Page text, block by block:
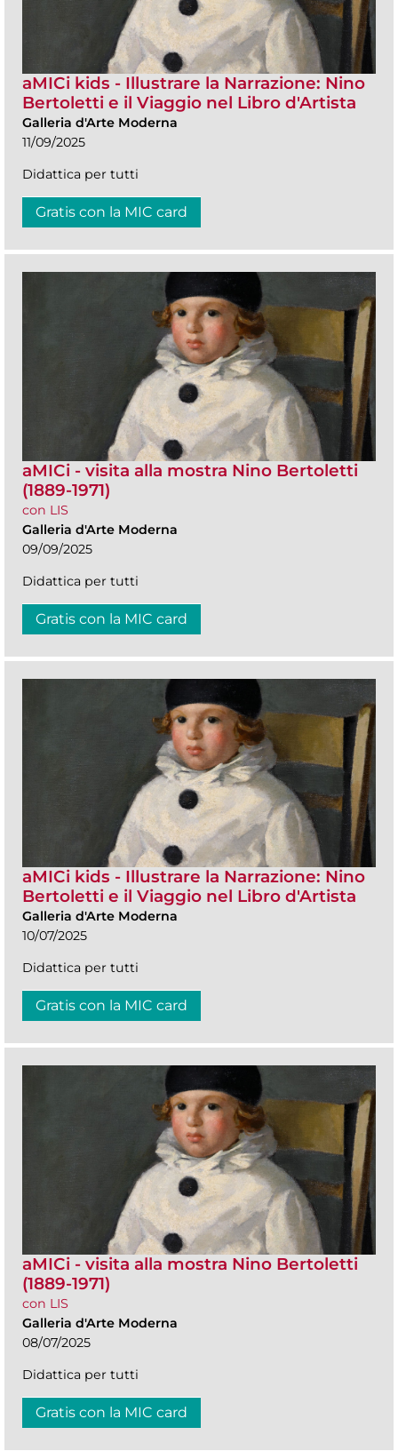
aMICi kids - Illustrare la Narrazione: Nino
Bertoletti e il Viaggio nel Libro d'Artista
Galleria d'Arte Moderna
11/09/2025
Didattica per tutti
Gratis con la MIC card
aMICi - visita alla mostra Nino Bertoletti
(1889-1971)
con LIS
Galleria d'Arte Moderna
09/09/2025
Didattica per tutti
Gratis con la MIC card
aMICi kids - Illustrare la Narrazione: Nino
Bertoletti e il Viaggio nel Libro d'Artista
Galleria d'Arte Moderna
10/07/2025
Didattica per tutti
Gratis con la MIC card
aMICi - visita alla mostra Nino Bertoletti
(1889-1971)
con LIS
Galleria d'Arte Moderna
08/07/2025
Didattica per tutti
Gratis con la MIC card